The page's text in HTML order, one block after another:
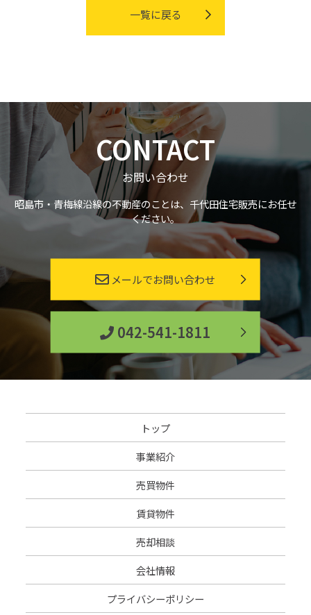
一覧に戻る
CONTACT
お問い合わせ
昭島市・青梅線沿線の不動産のことは、千代田住宅販売にお任せ
ください。
メールでお問い合わせ
042-541-1811
トップ
事業紹介
売買物件
賃貸物件
売却相談
会社情報
プライバシーポリシー